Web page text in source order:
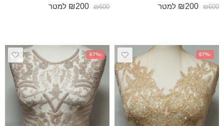
₪600
₪200 למטר ₪600
₪200 למטר
-67%
-67%